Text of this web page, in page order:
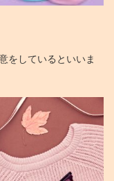
をしているといいま